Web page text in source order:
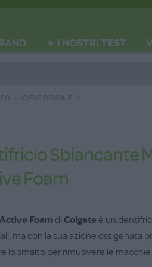
★ I NOSTRI TEST
IGIENE DENTALE
Sbiancante
Foam
Foam di Colgate è un
ma con la sua azione ossigenata
lo smalto per rimuovere le